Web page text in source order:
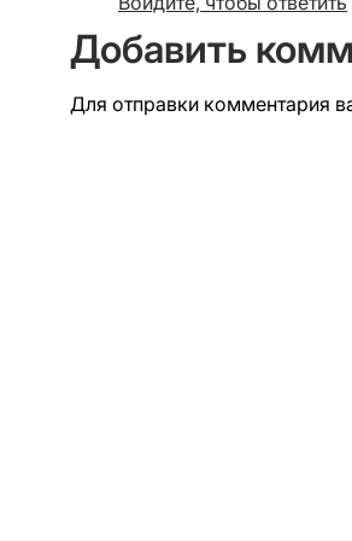
Добавить
Для отправки комментария